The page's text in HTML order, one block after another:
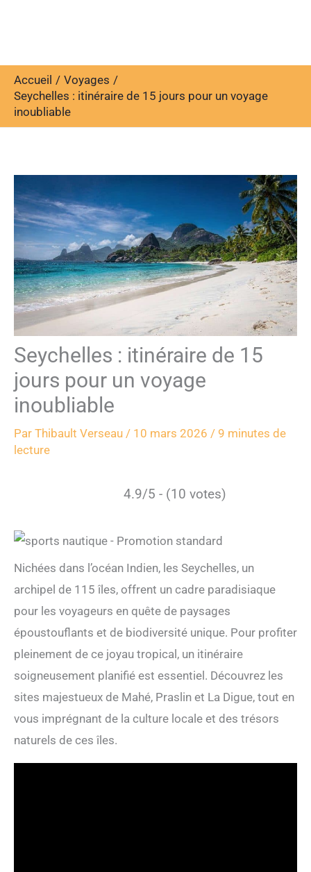
Accueil
Voyages
Seychelles : itinéraire de 15 jours pour un voyage
inoubliable
Seychelles : itinéraire de 15
jours pour un voyage
inoubliable
Par Thibault Verseau / 10 mars 2026 / 9 minutes de
lecture
4.9/5 - (10 votes)
Nichées dans l’océan Indien, les Seychelles, un
archipel de 115 îles, offrent un cadre paradisiaque
pour les voyageurs en quête de paysages
époustouflants et de biodiversité unique. Pour profiter
pleinement de ce joyau tropical, un itinéraire
soigneusement planifié est essentiel. Découvrez les
sites majestueux de Mahé, Praslin et La Digue, tout en
vous imprégnant de la culture locale et des trésors
naturels de ces îles.